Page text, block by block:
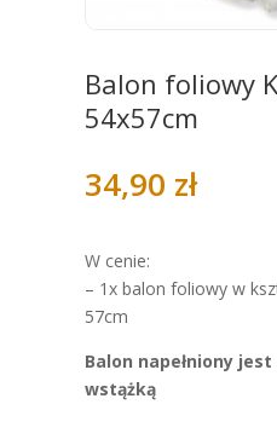
Balon foliowy
54x57cm
34,90 zł
W cenie:
– 1x balon foliowy w
57cm
Balon napełniony
wstążką